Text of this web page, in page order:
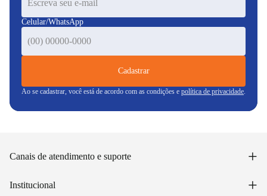
Celular/WhatsApp
Cadastrar
Ao se cadastrar, você está de acordo com as condições e política de privacidade.
Canais de atendimento e suporte +
Acompanhar pedido
Institucional +